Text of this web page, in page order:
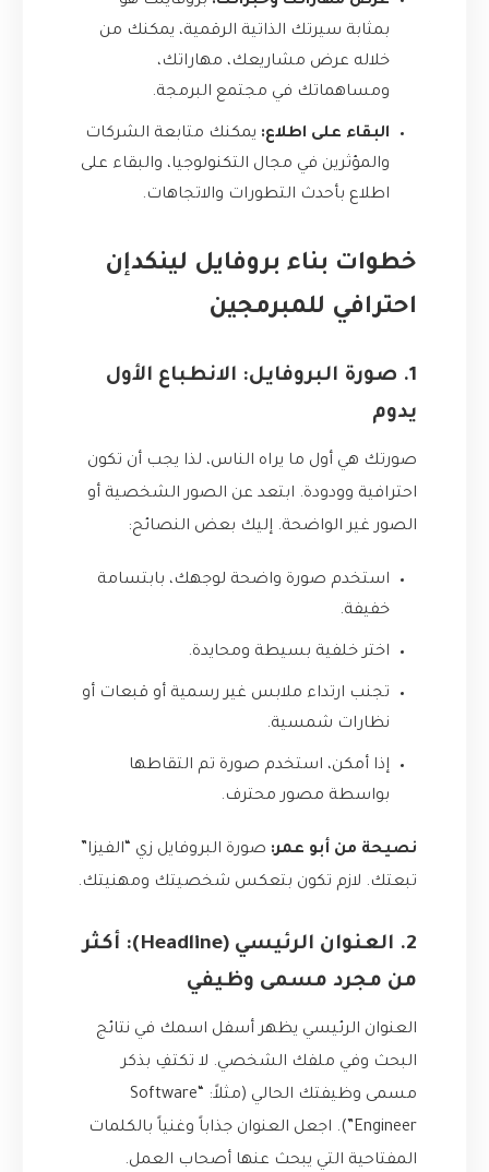
بمثابة سيرتك الذاتية الرقمية، يمكنك من
خلاله عرض مشاريعك، مهاراتك،
ومساهماتك في مجتمع البرمجة.
البقاء على اطلاع: يمكنك متابعة الشركات
والمؤثرين في مجال التكنولوجيا، والبقاء على
اطلاع بأحدث التطورات والاتجاهات.
خطوات بناء بروفايل لينكدإن
احترافي للمبرمجين
1. صورة البروفايل: الانطباع الأول
يدوم
صورتك هي أول ما يراه الناس، لذا يجب أن تكون
احترافية وودودة. ابتعد عن الصور الشخصية أو
الصور غير الواضحة. إليك بعض النصائح:
استخدم صورة واضحة لوجهك، بابتسامة
خفيفة.
اختر خلفية بسيطة ومحايدة.
تجنب ارتداء ملابس غير رسمية أو قبعات أو
نظارات شمسية.
إذا أمكن، استخدم صورة تم التقاطها
بواسطة مصور محترف.
نصيحة من أبو عمر: صورة البروفايل زي “الفيزا”
تبعتك. لازم تكون بتعكس شخصيتك ومهنيتك.
2. العنوان الرئيسي (Headline): أكثر
من مجرد مسمى وظيفي
العنوان الرئيسي يظهر أسفل اسمك في نتائج
البحث وفي ملفك الشخصي. لا تكتفِ بذكر
مسمى وظيفتك الحالي (مثلاً: “Software
Engineer”). اجعل العنوان جذاباً وغنياً بالكلمات
المفتاحية التي يبحث عنها أصحاب العمل.